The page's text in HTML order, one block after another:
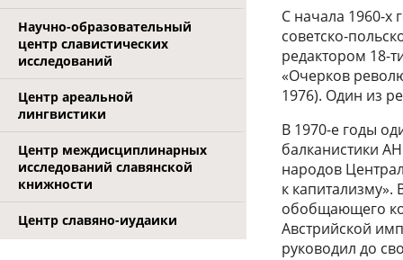
Научно-образовательный
центр славистических
исследований
Центр ареальной
лингвистики
Центр междисциплинарных
исследований славянской
книжности
Центр славяно-иудаики
С начала 1960-х
советско-
редактором 18-
«Очерков
1976). Один из
В 1970-е годы
балканистики
народов
к
обобщающего
Австрийской
руководил до